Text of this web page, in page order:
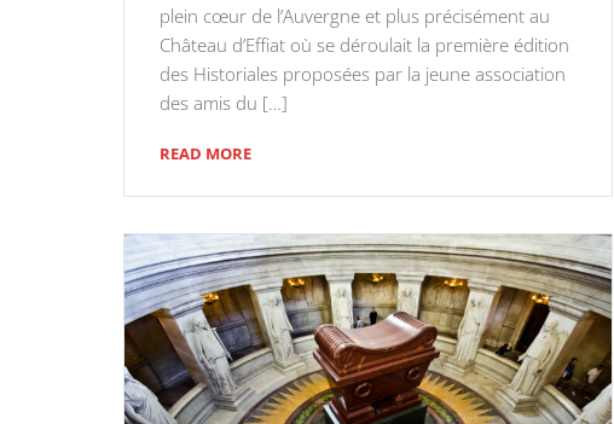
plein cœur de l’Auvergne et plus précisément au
Château d’Effiat où se déroulait la première édition
des Historiales proposées par la jeune association
des amis du […]
READ MORE